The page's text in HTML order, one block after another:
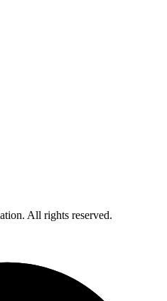
All rights reserved.